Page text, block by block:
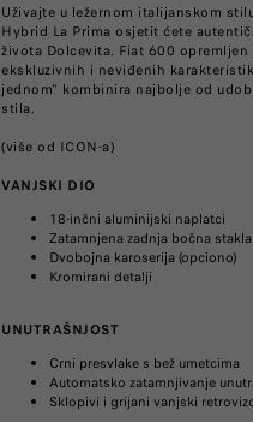
Uživajte u ležernom italijanskom
Hybrid La Prima osjetit ćete
života Dolcevita. Fiat 600 opremljen
ekskluzivnih i neviđenih
jednom" kombinira najbolje od
stila.
(više od ICON-a)
VANJSKI DIO
18-inčni aluminijski naplatci
Zatamnjena zadnja bočna
Dvobojna karoserija (opciono)
Kromirani detalji
UNUTRAŠNJOST
Crni presvlake s bež umetcima
Automatsko zatamnjivanje
Sklopivi i grijani vanjski